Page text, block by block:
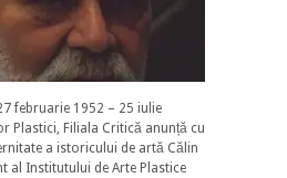
februarie 1952 – 25 iulie
Plastici, Filiala Critică anunță cu
a istoricului de artă Călin
al Institutului de Arte Plastice